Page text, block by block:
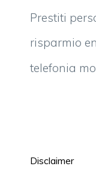
Prestiti
risparmio
telefonia
Disclaimer